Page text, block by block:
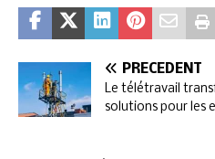
PRÉCÉDENT
Le télétravail
solutions pour les